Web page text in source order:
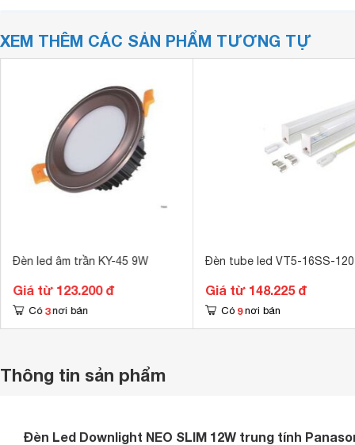
XEM THÊM CÁC SẢN PHẨM TƯƠNG TỰ
Đèn led âm trần KY-45 9W
Giá từ 123.200 đ
Có 3 nơi bán
Đèn tube led VT5-16SS-120
Giá từ 148.225 đ
Có 9 nơi bán
Thông tin sản phẩm
Đèn Led Downlight NEO SLIM 12W trung tính